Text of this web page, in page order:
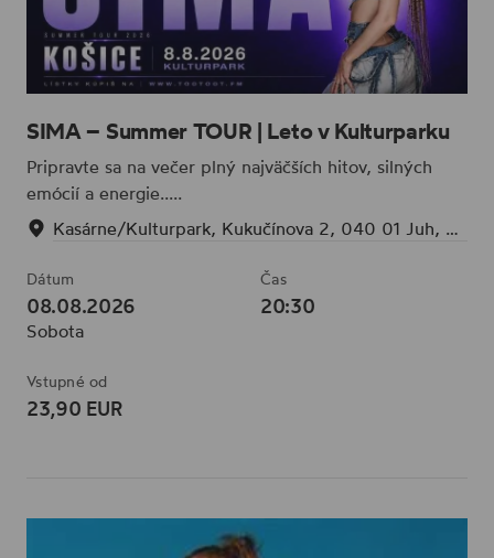
SIMA – Summer TOUR | Leto v Kulturparku
Pripravte sa na večer plný najväčších hitov, silných
emócií a energie.....
Kasárne/Kulturpark, Kukučínova 2, 040 01 Juh, Slovensko
Dátum
08.08.2026
Sobota
Čas
20:30
Vstupné od
23,90 EUR